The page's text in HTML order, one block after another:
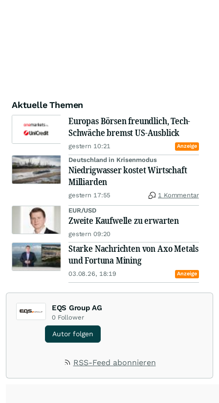
Aktuelle Themen
Europas Börsen freundlich, Tech-
Schwäche bremst US-Ausblick
gestern 10:21 Anzeige
Deutschland in Krisenmodus
Niedrigwasser kostet Wirtschaft
Milliarden
gestern 17:55 1 Kommentar
EUR/USD
Zweite Kaufwelle zu erwarten
gestern 09:20
Starke Nachrichten von Axo Metals
und Fortuna Mining
03.08.26, 18:19 Anzeige
EQS Group AG
0 Follower
Autor folgen
RSS-Feed abonnieren